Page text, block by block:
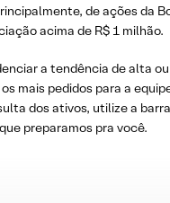
de ações da
acima de R$ 1 milhão.
a tendência de alta
mais pedidos para a
dos ativos, utilize a
preparamos pra você.